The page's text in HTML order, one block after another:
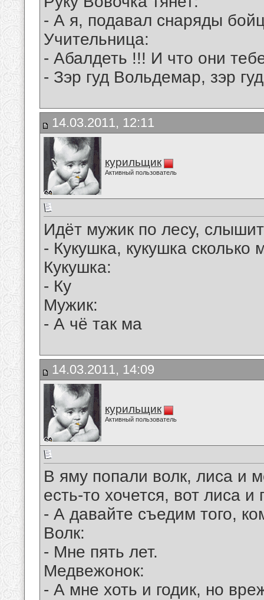
- А я, подавал снаряды
Учительница:
- Абалдеть !!! И что они
- Зэр гуд Вольдемар, зэр
14.03.2011, 12:11
курильщик
Активный пользователь
Идёт мужик по лесу, слышит
- Кукушка, кукушка сколько
Кукушка:
- Ку
Мужик:
- А чё так ма
14.03.2011, 14:09
курильщик
Активный пользователь
В яму попали волк, лиса и
есть-то хочется, вот лиса и
- А давайте съедим того,
Волк:
- Мне пять лет.
Медвежонок:
- А мне хоть и годик, но